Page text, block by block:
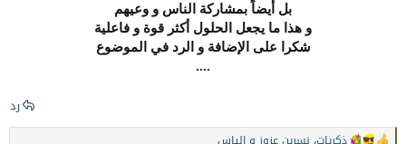
بل أيضاً بمشاركة الناس و وعيهم
و هذا ما يجعل الحلول أكثر قوة و فاعلية
شكرا على الإضافة و الرد في الموضوع
....
رد
ذكريات، نسرين عزوز و إلياس